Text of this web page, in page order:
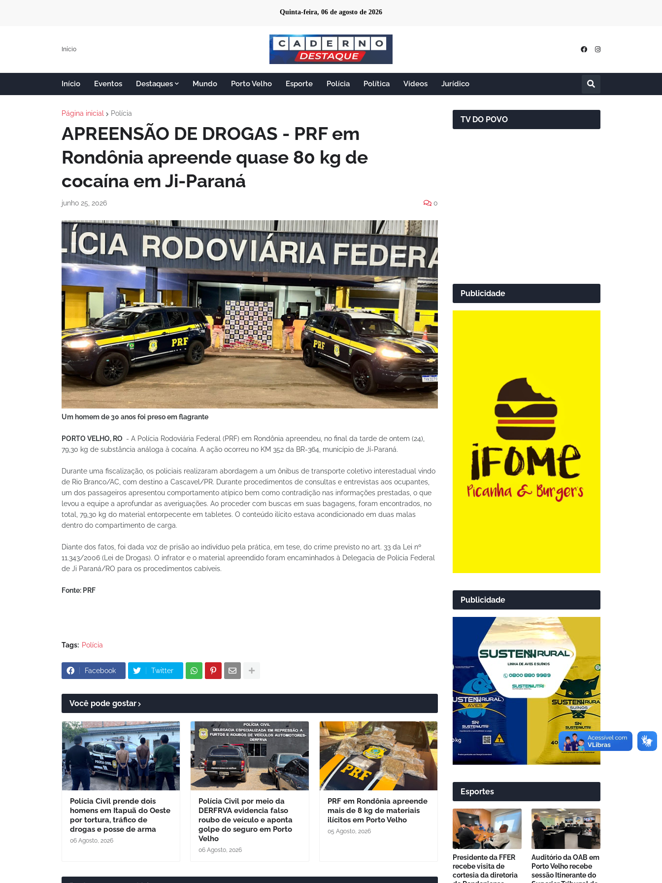
Quinta-feira, 06 de agosto de 2026
Início
Início Eventos Destaques Mundo Porto Velho Esporte Polícia Política Vídeos Jurídico
Página inicial Polícia
APREENSÃO DE DROGAS - PRF em
Rondônia apreende quase 80 kg de
cocaína em Ji-Paraná
junho 25, 2026 0
Um homem de 30 anos foi preso em flagrante
PORTO VELHO, RO - A Polícia Rodoviária Federal (PRF) em Rondônia apreendeu, no final da tarde de ontem (24),
79,30 kg de substância análoga à cocaína. A ação ocorreu no KM 352 da BR-364, município de Jí-Paraná.
Durante uma fiscalização, os policiais realizaram abordagem a um ônibus de transporte coletivo interestadual vindo
de Rio Branco/AC, com destino a Cascavel/PR. Durante procedimentos de consultas e entrevistas aos ocupantes,
um dos passageiros apresentou comportamento atípico bem como contradição nas informações prestadas, o que
levou a equipe a aprofundar as averiguações. Ao proceder com buscas em suas bagagens, foram encontrados, no
total, 79,30 kg do material entorpecente em tabletes. O conteúdo ilícito estava acondicionado em duas malas
dentro do compartimento de carga.
Diante dos fatos, foi dada voz de prisão ao indivíduo pela prática, em tese, do crime previsto no art. 33 da Lei nº
11.343/2006 (Lei de Drogas). O infrator e o material apreendido foram encaminhados à Delegacia de Polícia Federal
de Ji Paraná/RO para os procedimentos cabíveis.
Fonte: PRF
Tags: Polícia
Facebook Twitter
Você pode gostar
Polícia Civil prende dois
homens em Itapuã do Oeste
por tortura, tráfico de
drogas e posse de arma
06 Agosto, 2026
Polícia Civil por meio da
DERFRVA evidencia falso
roubo de veículo e aponta
golpe do seguro em Porto
Velho
06 Agosto, 2026
PRF em Rondônia apreende
mais de 8 kg de materiais
ilícitos em Porto Velho
05 Agosto, 2026
TV DO POVO
Publicidade
Publicidade
Esportes
Presidente da FFER
recebe visita de
cortesia da diretoria
Auditório da OAB em
Porto Velho recebe
sessão Itinerante do